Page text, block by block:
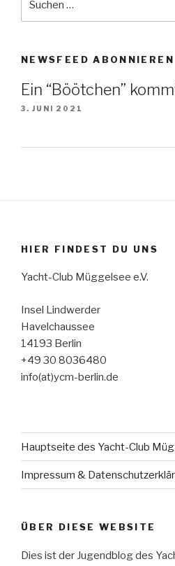
NEWSFEED ABONNIEREN
Ein “Böötchen”
3. JUNI 2021
HIER FINDEST DU UNS
Yacht-Club Müggelsee e.V.
Insel Lindwerder
Havelchaussee
14193 Berlin
+49 30 8036480
info(at)ycm-berlin.de
Hauptseite des Yacht-Club
Impressum &
ÜBER DIESE WEBSITE
Dies ist der Jugendblog des